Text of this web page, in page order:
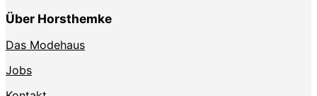
Über Horsthemke
Das Modehaus
Jobs